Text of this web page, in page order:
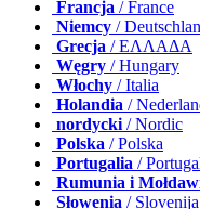
Francja / France
Niemcy /
Grecja / ΕΛΛΑΔΑ
Węgry / Hungary
Włochy / Italia
Holandia /
nordycki / Nordic
Polska / Polska
Portugalia /
Rumunia i
Słowenia / Slovenija